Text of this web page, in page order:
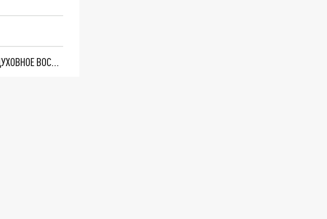
"ЧТО ПОСЕЕМ, ТО И ПОЖНЁМ": НА ФОРУМЕ ВРНС В АРХАНГЕЛЬСКЕ ОБСУДИЛИ ДУХОВНОЕ ВОСПИТАНИЕ МОЛОДЁЖИ